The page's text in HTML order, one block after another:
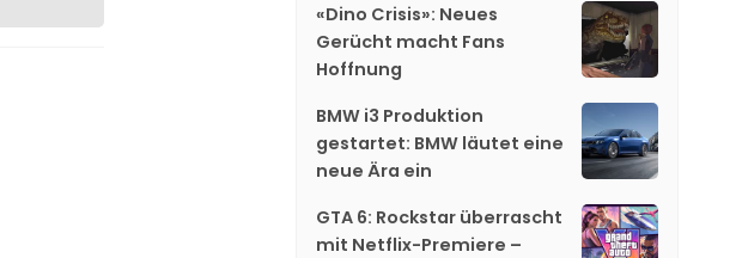
«Dino Crisis»: Neues
Gerücht macht Fans
Hoffnung
BMW i3 Produktion
gestartet: BMW läutet eine
neue Ära ein
GTA 6: Rockstar überrascht
mit Netflix-Premiere –